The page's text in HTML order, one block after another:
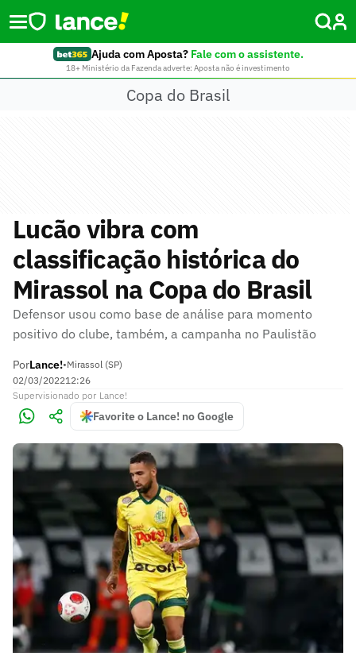
Ajuda com Aposta? Fale com o assistente.
18+ Ministério da Fazenda adverte: Aposta não é investimento
Copa do Brasil
Lucão vibra com
classificação histórica do
Mirassol na Copa do Brasil
Defensor usou como base de análise para momento
positivo do clube, também, a campanha no Paulistão
PorLance!•Mirassol (SP)
02/03/202212:26
Supervisionado por Lance!
Favorite o Lance! no Google